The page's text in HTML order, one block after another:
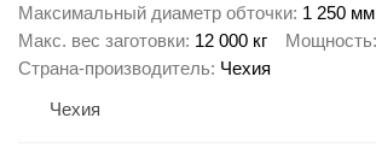
Максимальный диаметр обточки 1 250 мм
Макс. вес заготовки 12 000 кг Мощность
Страна-производитель Чехия
Чехия